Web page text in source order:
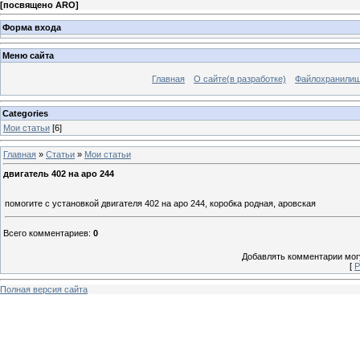
[посвящено ARO]
Форма входа
Меню сайта
Главная О сайте(в разработке)
Categories
Мои статьи [6]
Главная » Статьи » Мои статьи
двигатель 402 на аро 244
помогите с установкой двигателя 402 на аро 244, коробка родная, аровская
Всего комментариев: 0
Добавлять комментарии
[
Полная версия сайта